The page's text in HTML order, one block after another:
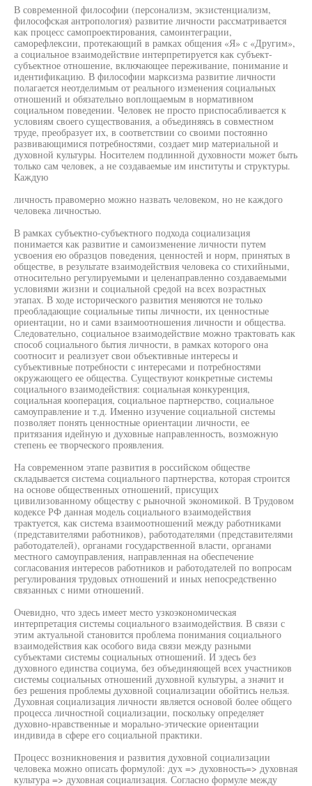
В современной философии (персонализм, экзистенциализм,
философская антропология) развитие личности рассматривается
как процесс самопроектирования, самоинтеграции,
саморефлексии, протекающий в рамках общения «Я» с «Другим»,
а социальное взаимодействие интерпретируется как субъект-
субъектное отношение, включающее переживание, понимание и
идентификацию. В философии марксизма развитие личности
полагается неотделимым от реального изменения социальных
отношений и обязательно воплощаемым в нормативном
социальном поведении. Человек не просто приспосабливается к
условиям своего существования, а объединяясь в совместном
труде, преобразует их, в соответствии со своими постоянно
развивающимися потребностями, создает мир материальной и
духовной культуры. Носителем подлинной духовности может быть
только сам человек, а не создаваемые им институты и структуры.
Каждую
личность правомерно можно назвать человеком, но не каждого
человека личностью.
В рамках субъектно-субъектного подхода социализация
понимается как развитие и самоизменение личности путем
усвоения ею образцов поведения, ценностей и норм, принятых в
обществе, в результате взаимодействия человека со стихийными,
относительно регулируемыми и целенаправленно создаваемыми
условиями жизни и социальной средой на всех возрастных
этапах. В ходе исторического развития меняются не только
преобладающие социальные типы личности, их ценностные
ориентации, но и сами взаимоотношения личности и общества.
Следовательно, социальное взаимодействие можно трактовать как
способ социального бытия личности, в рамках которого она
соотносит и реализует свои объективные интересы и
субъективные потребности с интересами и потребностями
окружающего ее общества. Существуют конкретные системы
социального взаимодействия: социальная конкуренция,
социальная кооперация, социальное партнерство, социальное
самоуправление и т.д. Именно изучение социальной системы
позволяет понять ценностные ориентации личности, ее
притязания идейную и духовные направленность, возможную
степень ее творческого проявления.
На современном этапе развития в российском обществе
складывается система социального партнерства, которая строится
на основе общественных отношений, присущих
цивилизованному обществу с рыночной экономикой. В Трудовом
кодексе РФ данная модель социального взаимодействия
трактуется, как система взаимоотношений между работниками
(представителями работников), работодателями (представителями
работодателей), органами государственной власти, органами
местного самоуправления, направленная на обеспечение
согласования интересов работников и работодателей по вопросам
регулирования трудовых отношений и иных непосредственно
связанных с ними отношений.
Очевидно, что здесь имеет место узкоэкономическая
интерпретация системы социального взаимодействия. В связи с
этим актуальной становится проблема понимания социального
взаимодействия как особого вида связи между разными
субъектами системы социальных отношений. И здесь без
духовного единства социума, без объединяющей всех участников
системы социальных отношений духовной культуры, а значит и
без решения проблемы духовной социализации обойтись нельзя.
Духовная социализация личности является основой более общего
процесса личностной социализации, поскольку определяет
духовно-нравственные и морально-этические ориентации
индивида в сфере его социальной практики.
Процесс возникновения и развития духовной социализации
человека можно описать формулой: дух => духовность=> духовная
культура => духовная социализация. Согласно формуле между